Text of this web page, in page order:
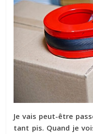
Je vais peut-être
tant pis. Quand je